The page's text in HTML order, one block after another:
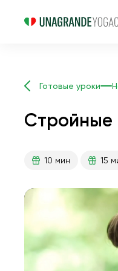
Готовые уроки
Стройные
10 мин 15